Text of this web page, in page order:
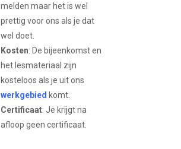
melden maar het is wel
prettig voor ons als je dat
wel doet.
Kosten: De bijeenkomst en
het lesmateriaal zijn
kosteloos als je uit ons
werkgebied komt.
Certificaat: Je krijgt na
afloop geen certificaat.